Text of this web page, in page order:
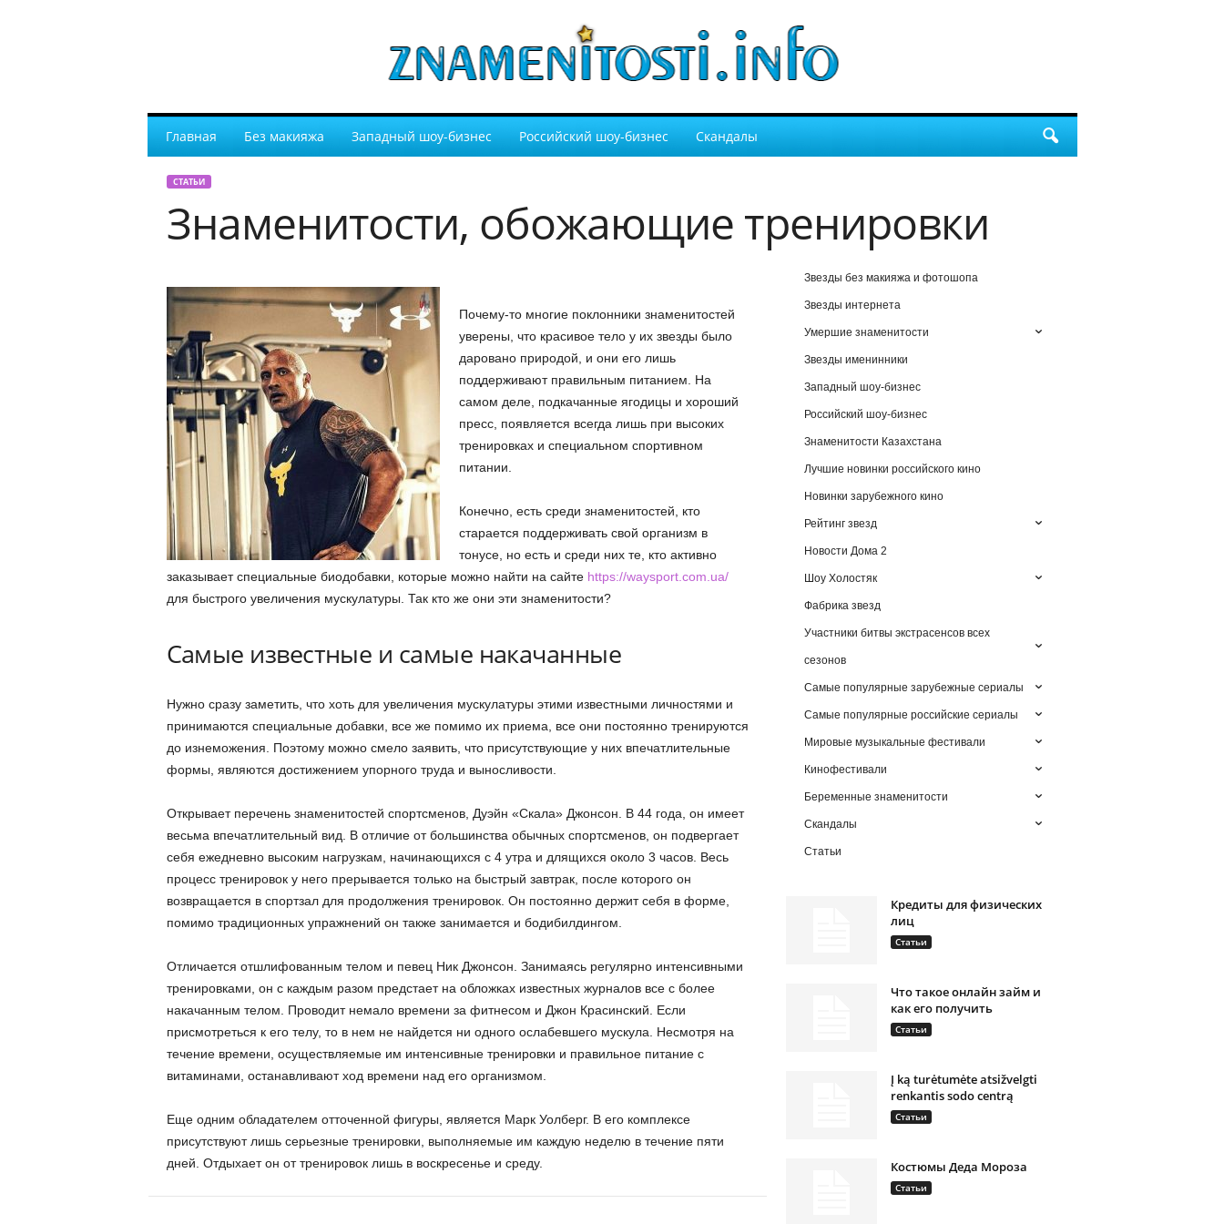
Главная Без макияжа Западный шоу-бизнес Российский шоу-бизнес Скандалы
СТАТЬИ
Знаменитости, обожающие тренировки
Почему-то многие поклонники знаменитостей
уверены, что красивое тело у их звезды было
даровано природой, и они его лишь
поддерживают правильным питанием. На
самом деле, подкачанные ягодицы и хороший
пресс, появляется всегда лишь при высоких
тренировках и специальном спортивном
питании.
Конечно, есть среди знаменитостей, кто
старается поддерживать свой организм в
тонусе, но есть и среди них те, кто активно
заказывает специальные биодобавки, которые можно найти на сайте https://waysport.com.ua/
для быстрого увеличения мускулатуры. Так кто же они эти знаменитости?
Самые известные и самые накачанные
Нужно сразу заметить, что хоть для увеличения мускулатуры этими известными личностями и
принимаются специальные добавки, все же помимо их приема, все они постоянно тренируются
до изнеможения. Поэтому можно смело заявить, что присутствующие у них впечатлительные
формы, являются достижением упорного труда и выносливости.
Открывает перечень знаменитостей спортсменов, Дуэйн «Скала» Джонсон. В 44 года, он имеет
весьма впечатлительный вид. В отличие от большинства обычных спортсменов, он подвергает
себя ежедневно высоким нагрузкам, начинающихся с 4 утра и длящихся около 3 часов. Весь
процесс тренировок у него прерывается только на быстрый завтрак, после которого он
возвращается в спортзал для продолжения тренировок. Он постоянно держит себя в форме,
помимо традиционных упражнений он также занимается и бодибилдингом.
Отличается отшлифованным телом и певец Ник Джонсон. Занимаясь регулярно интенсивными
тренировками, он с каждым разом предстает на обложках известных журналов все с более
накачанным телом. Проводит немало времени за фитнесом и Джон Красинский. Если
присмотреться к его телу, то в нем не найдется ни одного ослабевшего мускула. Несмотря на
течение времени, осуществляемые им интенсивные тренировки и правильное питание с
витаминами, останавливают ход времени над его организмом.
Еще одним обладателем отточенной фигуры, является Марк Уолберг. В его комплексе
присутствуют лишь серьезные тренировки, выполняемые им каждую неделю в течение пяти
дней. Отдыхает он от тренировок лишь в воскресенье и среду.
Звезды без макияжа и фотошопа
Звезды интернета
Умершие знаменитости
Звезды именинники
Западный шоу-бизнес
Российский шоу-бизнес
Знаменитости Казахстана
Лучшие новинки российского кино
Новинки зарубежного кино
Рейтинг звезд
Новости Дома 2
Шоу Холостяк
Фабрика звезд
Участники битвы экстрасенсов всех
сезонов
Самые популярные зарубежные сериалы
Самые популярные российские сериалы
Мировые музыкальные фестивали
Кинофестивали
Беременные знаменитости
Скандалы
Статьи
Кредиты для физических
лиц
Статьи
Что такое онлайн займ и
как его получить
Статьи
Į ką turėtumėte atsižvelgti
renkantis sodo centrą
Статьи
Костюмы Деда Мороза
Статьи